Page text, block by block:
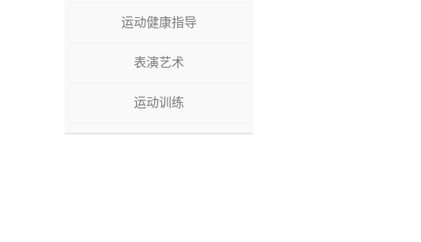
运动健康指导
表演艺术
运动训练